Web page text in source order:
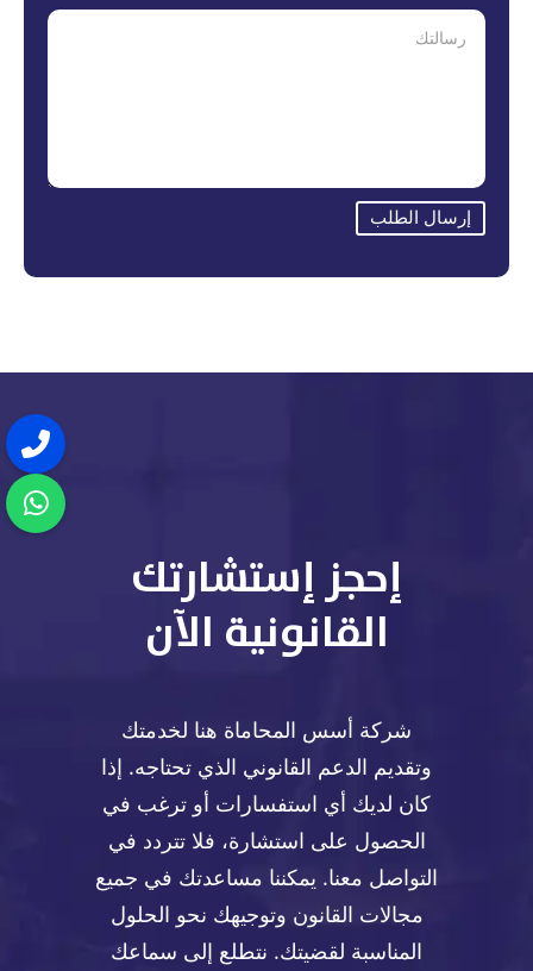
إرسال الطلب
إحجز إستشارتك
القانونية الآن
شركة أسس المحاماة هنا لخدمتك
وتقديم الدعم القانوني الذي تحتاجه. إذا
كان لديك أي استفسارات أو ترغب في
الحصول على استشارة، فلا تتردد في
التواصل معنا. يمكننا مساعدتك في جميع
مجالات القانون وتوجيهك نحو الحلول
المناسبة لقضيتك. نتطلع إلى سماعك